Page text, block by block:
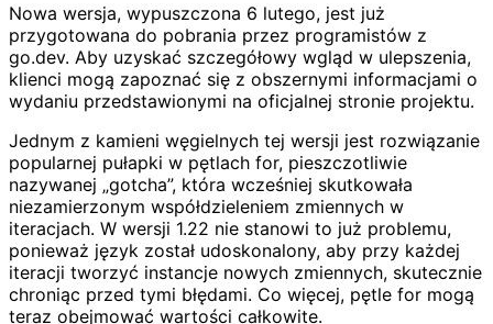
Nowa wersja, wypuszczona 6 lutego, jest już
przygotowana do pobrania przez programistów z
go.dev. Aby uzyskać szczegółowy wgląd w ulepszenia,
klienci mogą zapoznać się z obszernymi informacjami o
wydaniu przedstawionymi na oficjalnej stronie projektu.
Jednym z kamieni węgielnych tej wersji jest rozwiązanie
popularnej pułapki w pętlach for, pieszczotliwie
nazywanej „gotcha”, która wcześniej skutkowała
niezamierzonym współdzieleniem zmiennych w
iteracjach. W wersji 1.22 nie stanowi to już problemu,
ponieważ język został udoskonalony, aby przy każdej
iteracji tworzyć instancje nowych zmiennych, skutecznie
chroniąc przed tymi błędami. Co więcej, pętle for mogą
teraz obejmować wartości całkowite.